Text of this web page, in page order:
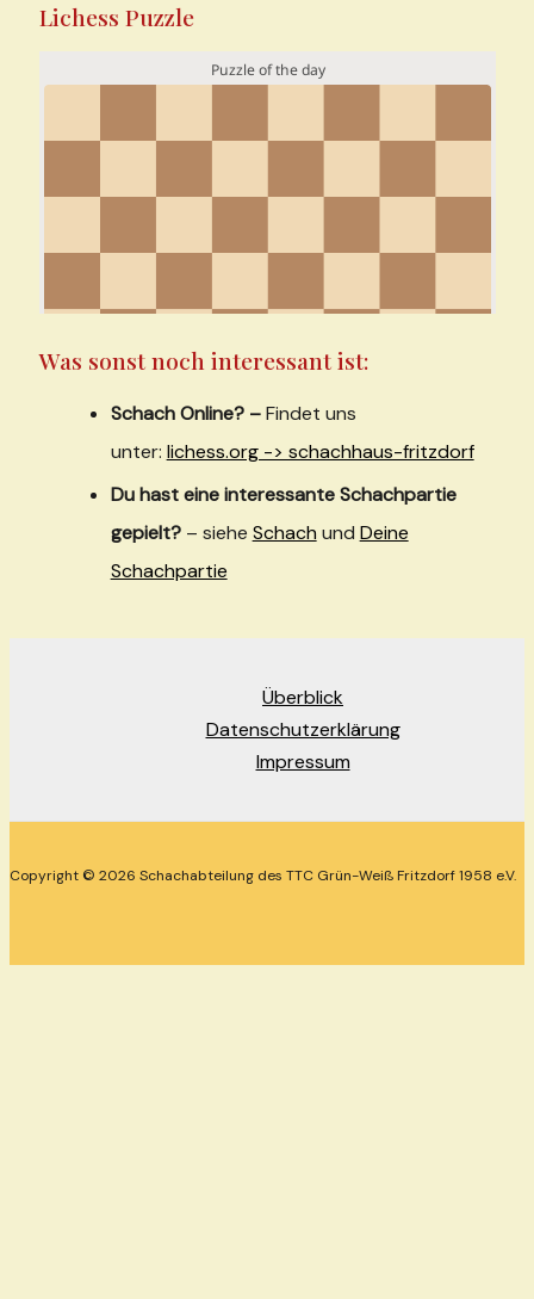
Lichess Puzzle
Was sonst noch interessant ist:
Schach Online? –Findet uns
unter: lichess.org -> schachhaus-fritzdorf
Du hast eine interessante Schachpartie
gepielt?– siehe Schach und Deine
Schachpartie
Überblick
Datenschutzerklärung
Impressum
Copyright © 2026 Schachabteilung des TTC Grün-Weiß Fritzdorf 1958 e.V.